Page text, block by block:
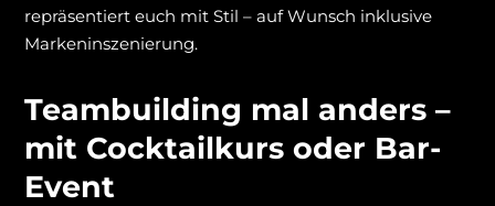
repräsentiert euch mit Stil – auf Wunsch inklusive
Markeninszenierung.
Teambuilding mal anders –
mit Cocktailkurs oder Bar-
Event